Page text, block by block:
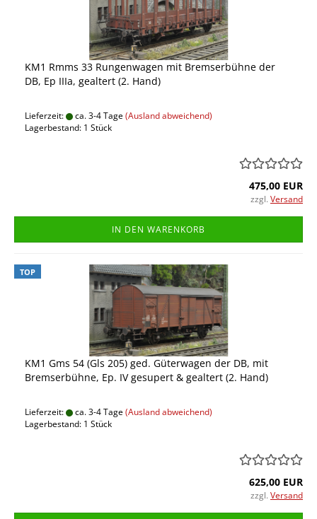
KM1 Rmms 33 Rungenwagen mit Bremserbühne der
DB, Ep IIIa, gealtert (2. Hand)
Lieferzeit: ca. 3-4 Tage(Ausland abweichend)
Lagerbestand: 1 Stück
475,00 EUR
zzgl. Versand
IN DEN WARENKORB
TOP
KM1 Gms 54 (Gls 205) ged. Güterwagen der DB, mit
Bremserbühne, Ep. IV gesupert & gealtert (2. Hand)
Lieferzeit: ca. 3-4 Tage(Ausland abweichend)
Lagerbestand: 1 Stück
625,00 EUR
zzgl. Versand